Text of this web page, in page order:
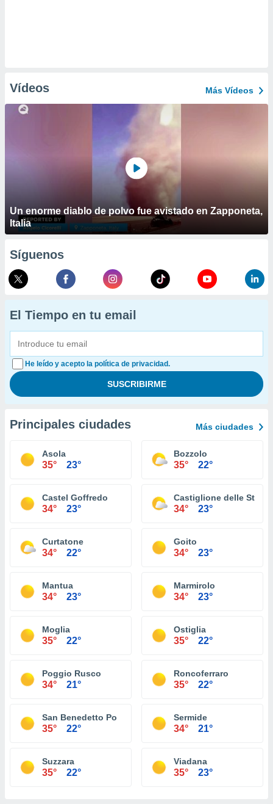
Vídeos Más Vídeos
Un enorme diablo de polvo fue avistado en Zapponeta,
Italia
Síguenos
El Tiempo en tu email
He leído y acepto la política de privacidad.
Principales ciudades Más ciudades
Asola
35° 23°
Bozzolo
35° 22°
Castel Goffredo
34° 23°
Castiglione delle
34° 23°
Curtatone
34° 22°
Goito
34° 23°
Mantua
34° 23°
Marmirolo
34° 23°
Moglia
35° 22°
Ostiglia
35° 22°
Poggio Rusco
34° 21°
Roncoferraro
35° 22°
San Benedetto Po
35° 22°
Sermide
34° 21°
Suzzara
35° 22°
Viadana
35° 23°